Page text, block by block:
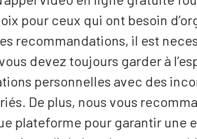
pour ceux qui ont besoin
recommandations, il est
devez toujours garder à
personnelles avec des
De plus, nous vous
plateforme pour garantir une